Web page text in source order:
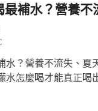
最補水？營養不
水？營養不流失、夏
水怎麼喝才能真正喝